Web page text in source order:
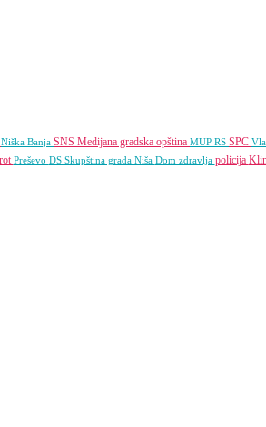
Niška Banja SNS Medijana gradska opština MUP RS SPC
Preševo DS Skupština grada Niša Dom zdravlja policija